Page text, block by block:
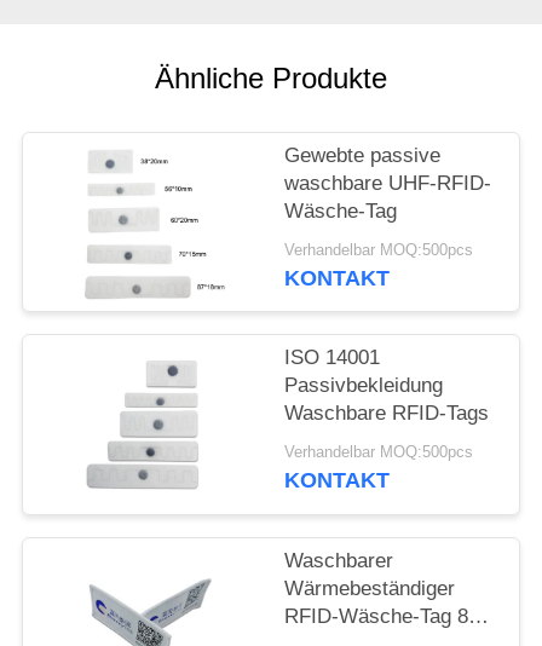
POLICY
Ähnliche Produkte
Gewebte passive
waschbare UHF-RFID-
Wäsche-Tag
Verhandelbar MOQ:500pcs
KONTAKT
ISO 14001
Passivbekleidung
Waschbare RFID-Tags
Verhandelbar MOQ:500pcs
KONTAKT
Waschbarer
Wärmebeständiger
RFID-Wäsche-Tag 860-